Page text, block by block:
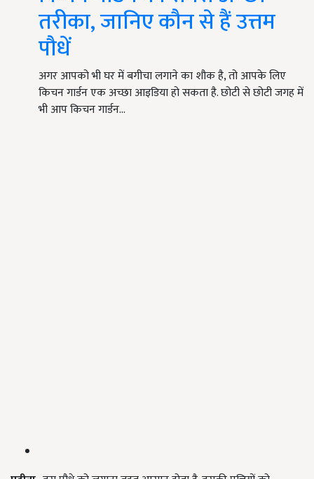
तरीका, जानिए कौन से हैं उत्तम
पौधें
अगर आपको भी घर में बगीचा लगाने का शौक है, तो आपके लिए
किचन गार्डन एक अच्छा आइडिया हो सकता है. छोटी से छोटी जगह में
भी आप किचन गार्डन…